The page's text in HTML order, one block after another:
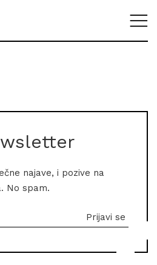
najave, i pozive na
No spam.